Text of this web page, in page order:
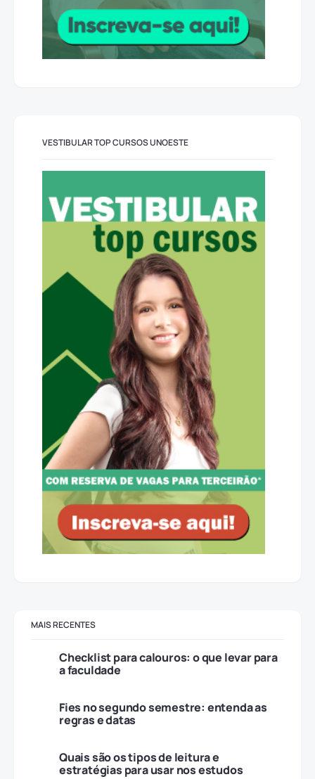
VESTIBULAR TOP CURSOS UNOESTE
MAIS RECENTES
Checklist para calouros: o que levar para
a faculdade
Fies no segundo semestre: entenda as
regras e datas
Quais são os tipos de leitura e
estratégias para usar nos estudos